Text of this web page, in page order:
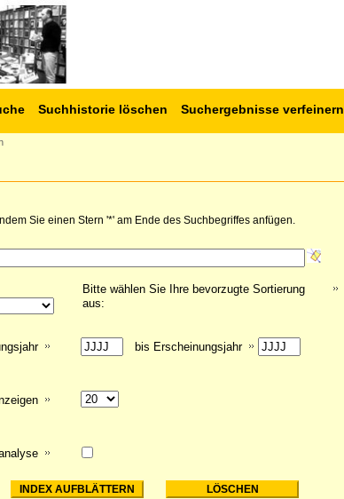
Suchhistorie löschen Suchergebnisse verfeinern
Sie einen Stern '*' am Ende des Suchbegriffes anfügen.
Bitte wählen Sie Ihre bevorzugte Sortierung
aus:
bis Erscheinungsjahr